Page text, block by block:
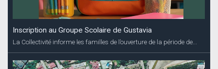
Inscription au Groupe Scolaire de Gustavia
La Collectivité informe les familles de l’ouverture de la période de...